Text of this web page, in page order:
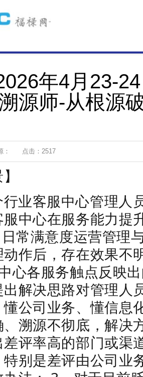
年4月23-
源师-从根源
： 点击：2517
业客服中心管理人
中心在服务能力提
常满意度运营管理
作后，存在效果不
心各服务触点反映
解决思路对管理人
公司业务、懂信息
溯源不彻底，解决
评率高的部门或渠
别是差评由公司业